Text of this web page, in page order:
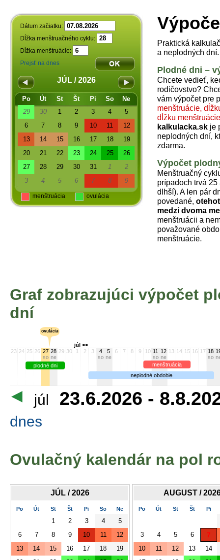
Praktická
a neplodných dní.
Plodné dni –
Chcete vedieť,
rodičovstvo?
vám výpočet pre
menštruácie,
dĺžku
kalkulacka.sk je
neplodných dní,
zdarma.
Výpočet
Menštruačný
prípadoch trvá
dlhší). A len pár
povedané,
medzi dvoma
menštruácii a
považované
menštruácie.
Dátum začiatku:
Dĺžka menštruačného cyklu:
Dĺžka menštruácie:
Prejsť na dnes
JÚL / 2026
Po Út St Št Pi So
Ne
29
30 1 2 3 4
5
6
7 8 9 10 11
12
13
14 15 16 17 18
19
20
21 22 23 24 25
26
27
28 29 30 31 1
2
3
4 5 6 7 8 9
menštruácia ovulácia
Graf zobrazujúci výpočet
dní
júl >>
23 24 25 26 27
so
28
ne
29 30 1 2 3
4
so
5
ne
6 7 8 9 10 11
so
12
ne
13 14 15 16 17 18
so
plodné dni
menštruácia
neplodné obdobie
júl 23.6.2026 -
dnes
Ovulačný kalendár na pol
JÚL / 2026
Po Út St Št Pi So Ne
1 2 3 4
5
6
7 8 9 10 11
12
13
14 15 16 17 18
19
AUGUST /
Po Út St Št Pi
3 4 5 6 7
10 11 12 13
14